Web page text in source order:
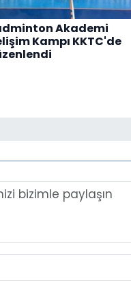
Akademi
Kampı KKTC'de